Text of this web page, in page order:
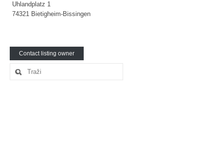
Uhlandplatz 1
74321 Bietigheim-Bissingen
Contact listing owner
Search
for: